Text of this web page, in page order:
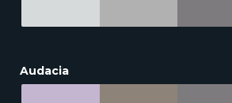
Audacia